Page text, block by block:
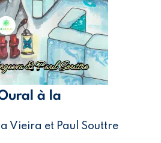
à la
Vieira et Paul Souttre